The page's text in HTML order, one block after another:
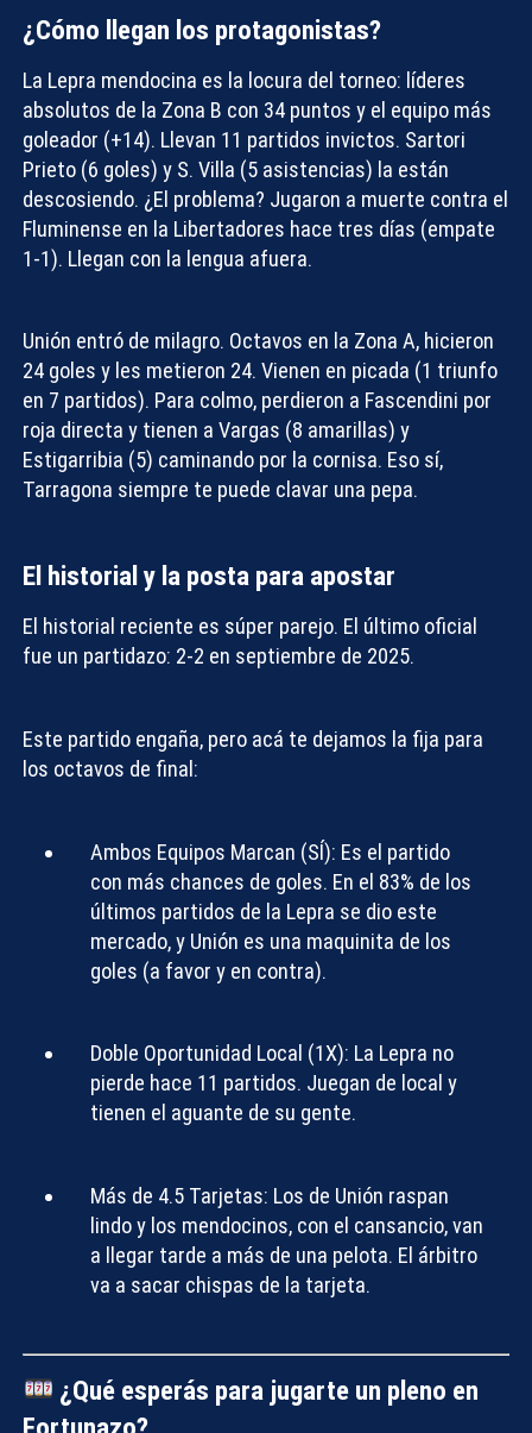
¿Cómo llegan los protagonistas?
La Lepra mendocina es la locura del torneo: líderes
absolutos de la Zona B con 34 puntos y el equipo más
goleador (+14). Llevan 11 partidos invictos. Sartori
Prieto (6 goles) y S. Villa (5 asistencias) la están
descosiendo. ¿El problema? Jugaron a muerte contra el
Fluminense en la Libertadores hace tres días (empate
1-1). Llegan con la lengua afuera.
Unión entró de milagro. Octavos en la Zona A, hicieron
24 goles y les metieron 24. Vienen en picada (1 triunfo
en 7 partidos). Para colmo, perdieron a Fascendini por
roja directa y tienen a Vargas (8 amarillas) y
Estigarribia (5) caminando por la cornisa. Eso sí,
Tarragona siempre te puede clavar una pepa.
El historial y la posta para apostar
El historial reciente es súper parejo. El último oficial
fue un partidazo: 2-2 en septiembre de 2025.
Este partido engaña, pero acá te dejamos la fija para
los octavos de final:
Ambos Equipos Marcan (SÍ): Es el partido
con más chances de goles. En el 83% de los
últimos partidos de la Lepra se dio este
mercado, y Unión es una maquinita de los
goles (a favor y en contra).
Doble Oportunidad Local (1X): La Lepra no
pierde hace 11 partidos. Juegan de local y
tienen el aguante de su gente.
Más de 4.5 Tarjetas: Los de Unión raspan
lindo y los mendocinos, con el cansancio, van
a llegar tarde a más de una pelota. El árbitro
va a sacar chispas de la tarjeta.
¿Qué esperás para jugarte un pleno en